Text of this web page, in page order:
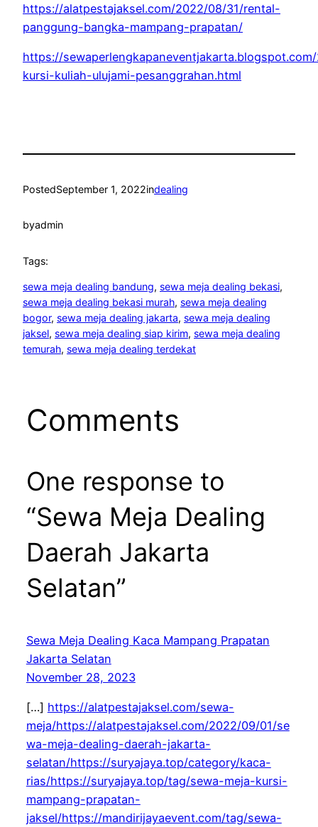
https://alatpestajaksel.com/2022/08/31/rental-
panggung-bangka-mampang-prapatan/
https://
kursi-kuliah-ulujami-pesanggrahan.html
PostedSeptember 1, 2022indealing
byadmin
Tags:
sewa meja dealing bandung, sewa meja dealing bekasi
sewa meja dealing bekasi murah, sewa meja dealing
bogor, sewa meja dealing jakarta, sewa meja dealing
jaksel, sewa meja dealing siap kirim, sewa meja dealing
temurah, sewa meja dealing terdekat
Comments
One response to
“Sewa Meja Dealing
Daerah Jakarta
Selatan”
Sewa Meja Dealing Kaca Mampang Prapatan
Jakarta Selatan
November 28, 2023
[…] https://alatpestajaksel.com/sewa-
meja/https://alatpestajaksel.com/2022/09/01/se
wa-meja-dealing-daerah-jakarta-
selatan/https://suryajaya.top/category/kaca-
rias/https://suryajaya.top/tag/sewa-meja-kursi-
mampang-prapatan-
jaksel/https://mandirijayaevent.com/tag/sewa-